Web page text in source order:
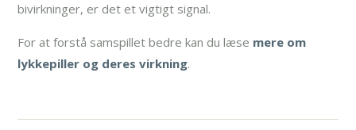
bivirkninger, er det et vigtigt signal.
For at forstå samspillet bedre kan du læse mere om
lykkepiller og deres virkning.